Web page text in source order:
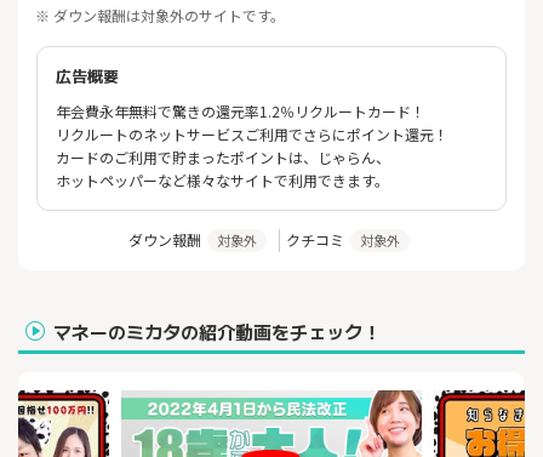
※ ダウン報酬は対象外のサイトです。
広告概要
年会費永年無料で驚きの還元率1.2％リクルートカード！
リクルートのネットサービスご利用でさらにポイント還元！
カードのご利用で貯まったポイントは、じゃらん、
ホットペッパーなど様々なサイトで利用できます。
ダウン報酬 対象外 クチコミ 対象外
マネーのミカタの紹介動画をチェック！